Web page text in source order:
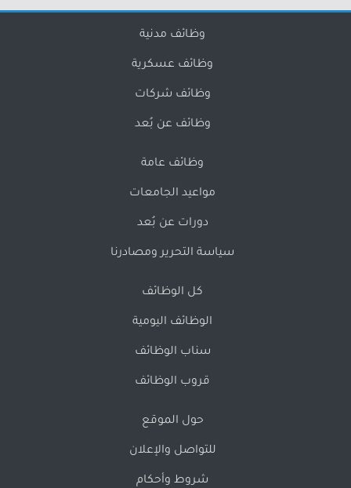
وظائف مدنية
وظائف عسكرية
وظائف شركات
وظائف عن بُعد
وظائف عامة
مواعيد الجامعات
دورات عن بُعد
سياسة التحرير ومصادرنا
كل الوظائف
الوظائف اليومية
سناب الوظائف
قروب الوظائف
حول الموقع
للتواصل والإعلان
شروط وأحكام